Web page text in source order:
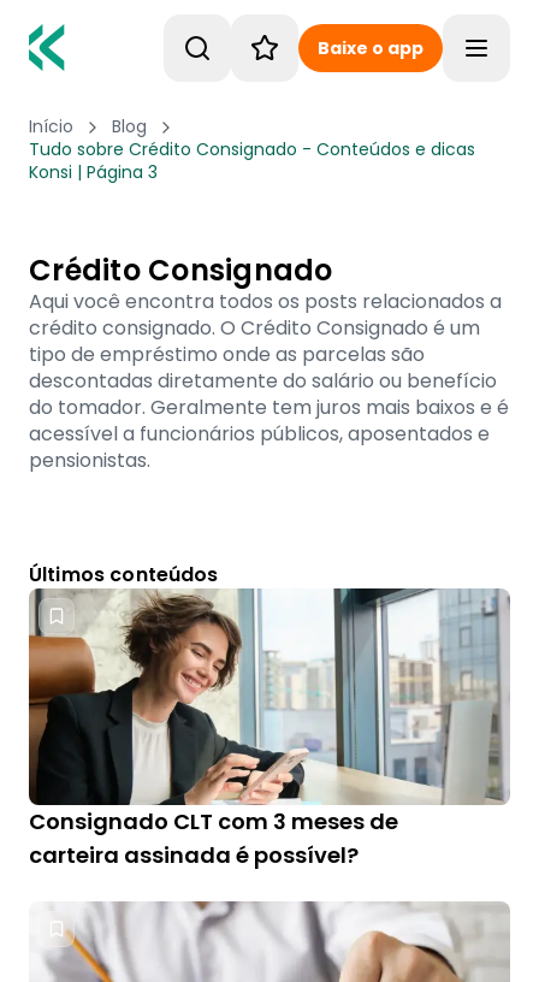
Baixe o app
Início
Blog
Tudo sobre Crédito Consignado - Conteúdos e dicas
Konsi | Página 3
Crédito Consignado
Aqui você encontra todos os posts relacionados a
crédito consignado. O Crédito Consignado é um
tipo de empréstimo onde as parcelas são
descontadas diretamente do salário ou benefício
do tomador. Geralmente tem juros mais baixos e é
acessível a funcionários públicos, aposentados e
pensionistas.
Últimos conteúdos
Consignado CLT com 3 meses de
carteira assinada é possível?